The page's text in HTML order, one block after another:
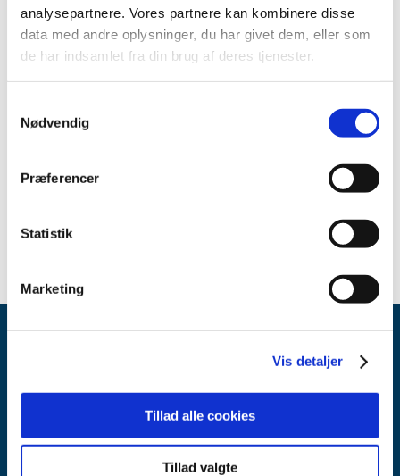
analysepartnere. Vores partnere kan kombinere disse
data med andre oplysninger, du har givet dem, eller som
de har indsamlet fra din brug af deres tjenester.
Nødvendig
Præferencer
Statistik
Marketing
Vis detaljer
Tillad alle cookies
Tillad valgte
Emner
Medicinsk udstyr
Sikkerhedsmeddelse om Prelude SNAP™ Splittable Sheath
Introducer(doc - 0,10 MB)
Lægemiddelstyrelsen